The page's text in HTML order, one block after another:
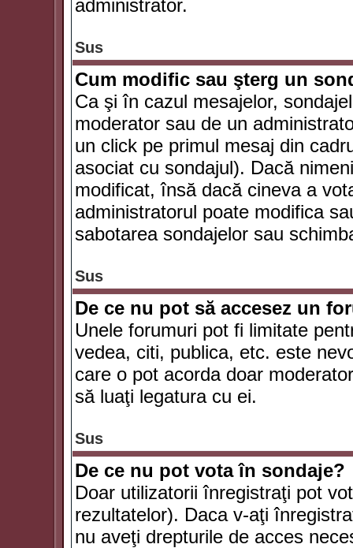
administrator.
Sus
Cum modific sau şterg un
Ca şi în cazul mesajelor,
moderator sau de un
un click pe primul mesaj din
asociat cu sondajul). Dacă
modificat, însă dacă cineva a
administratorul poate modifica
sabotarea sondajelor sau
Sus
De ce nu pot să accesez un
Unele forumuri pot fi limitate
vedea, citi, publica, etc. este
care o pot acorda doar
să luaţi legatura cu ei.
Sus
De ce nu pot vota în sondaje?
Doar utilizatorii înregistraţi pot
rezultatelor). Daca v-aţi
nu aveţi drepturile de acces